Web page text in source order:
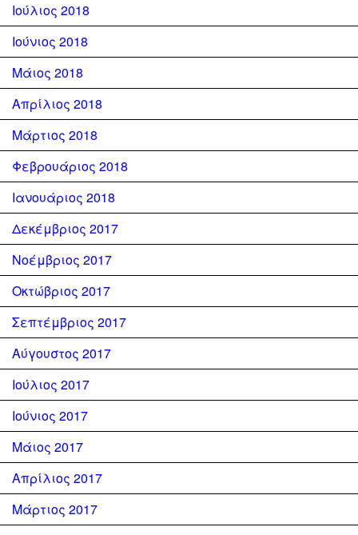
Ιούλιος 2018
Ιούνιος 2018
Μάιος 2018
Απρίλιος 2018
Μάρτιος 2018
Φεβρουάριος 2018
Ιανουάριος 2018
Δεκέμβριος 2017
Νοέμβριος 2017
Οκτώβριος 2017
Σεπτέμβριος 2017
Αύγουστος 2017
Ιούλιος 2017
Ιούνιος 2017
Μάιος 2017
Απρίλιος 2017
Μάρτιος 2017